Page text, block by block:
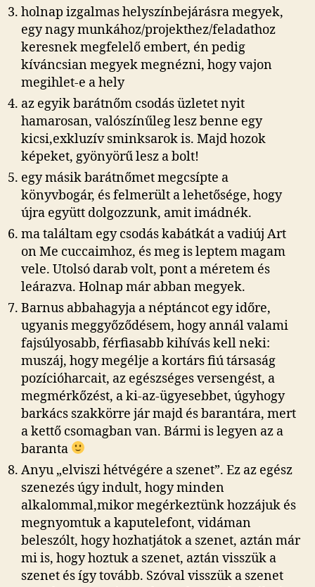
holnap izgalmas helyszínbejárásra megyek,
egy nagy munkához/projekthez/feladathoz
keresnek megfelelő embert, én pedig
kíváncsian megyek megnézni, hogy vajon
megihlet-e a hely
az egyik barátnőm csodás üzletet nyit
hamarosan, valószínűleg lesz benne egy
kicsi,exkluzív sminksarok is. Majd hozok
képeket, gyönyörű lesz a bolt!
egy másik barátnőmet megcsípte a
könyvbogár, és felmerült a lehetősége, hogy
újra együtt dolgozzunk, amit imádnék.
ma találtam egy csodás kabátkát a vadiúj Art
on Me cuccaimhoz, és meg is leptem magam
vele. Utolsó darab volt, pont a méretem és
leárazva. Holnap már abban megyek.
Barnus abbahagyja a néptáncot egy időre,
ugyanis meggyőződésem, hogy annál valami
fajsúlyosabb, férfiasabb kihívás kell neki:
muszáj, hogy megélje a kortárs fiú társaság
pozícióharcait, az egészséges versengést, a
megmérkőzést, a ki-az-ügyesebbet, úgyhogy
barkács szakkörre jár majd és barantára, mert
a kettő csomagban van. Bármi is legyen az a
baranta
Anyu „elviszi hétvégére a szenet”. Ez az egész
szenezés úgy indult, hogy minden
alkalommal,mikor megérkeztünk hozzájuk és
megnyomtuk a kaputelefont, vidáman
beleszólt, hogy hozhatjátok a szenet, aztán már
mi is, hogy hoztuk a szenet, aztán visszük a
szenet és így tovább. Szóval visszük a szenet